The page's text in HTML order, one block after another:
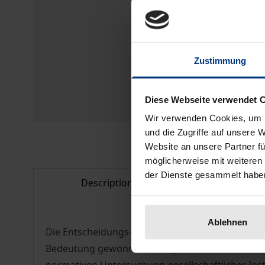
Zustimmung
Diese Webseite verwendet
Wir verwenden Cookies,
und die Zugriffe auf unsere
Website an unsere Partner
möglicherweise mit
der Dienste gesammelt
Ablehnen
Description
Die Entscheidungs- und Spieltheorie hat in den
Bedeutung gewonnen. Die Spieltheorie